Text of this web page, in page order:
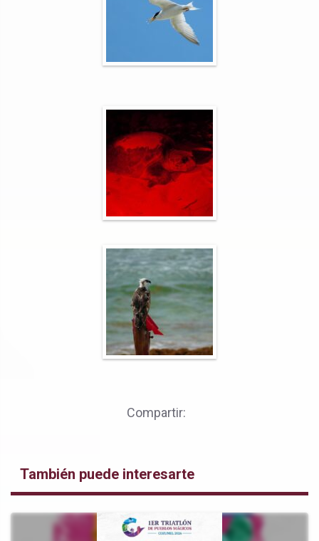
Compartir:
También puede interesarte